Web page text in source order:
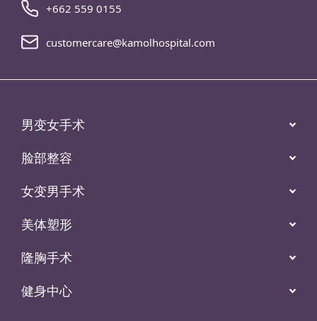
+662 559 0155
customercare@kamolhospital.com
男变女手术
脸部整容
女变男手术
美体塑形
隆胸手术
健身中心